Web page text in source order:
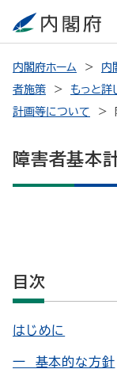
内閣府ホーム 内
者施策
もっと詳
計画等について
障害者基本
目次
はじめに
一 基本的な方針